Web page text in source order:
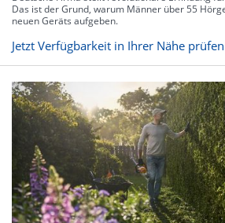
Das ist der Grund, warum Männer über 55
neuen Geräts aufgeben.
Jetzt Verfügbarkeit in Ihrer Nähe prüfen